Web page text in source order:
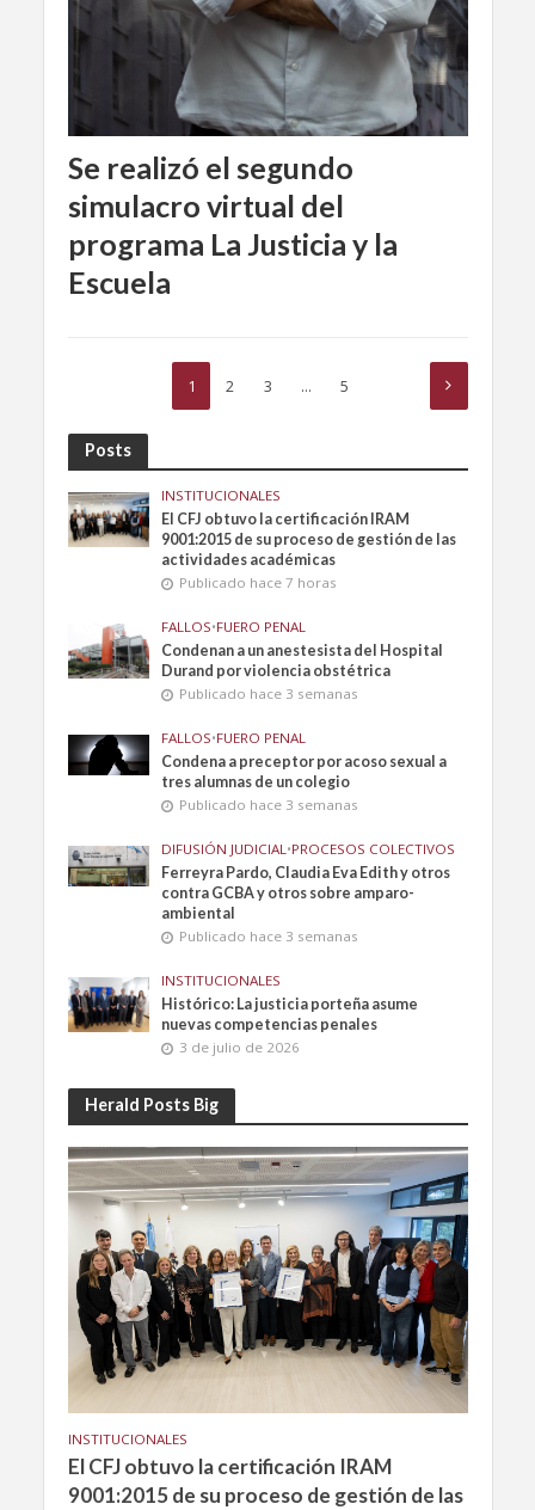
Se realizó el segundo
simulacro virtual del
programa La Justicia y la
Escuela
1 2 3 … 5
Posts
INSTITUCIONALES
El CFJ obtuvo la certificación IRAM
9001:2015 de su proceso de gestión de las
actividades académicas
Publicado hace 7 horas
FALLOS•FUERO PENAL
Condenan a un anestesista del Hospital
Durand por violencia obstétrica
Publicado hace 3 semanas
FALLOS•FUERO PENAL
Condena a preceptor por acoso sexual a
tres alumnas de un colegio
Publicado hace 3 semanas
DIFUSIÓN JUDICIAL •PROCESOS COLECTIVOS
Ferreyra Pardo, Claudia Eva Edith y otros
contra GCBA y otros sobre amparo-
ambiental
Publicado hace 3 semanas
INSTITUCIONALES
Histórico: La justicia porteña asume
nuevas competencias penales
3 de julio de 2026
Herald Posts Big
INSTITUCIONALES
El CFJ obtuvo la certificación IRAM
9001:2015 de su proceso de gestión de las